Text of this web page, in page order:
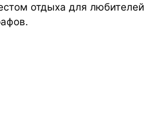
отдыха для любителей